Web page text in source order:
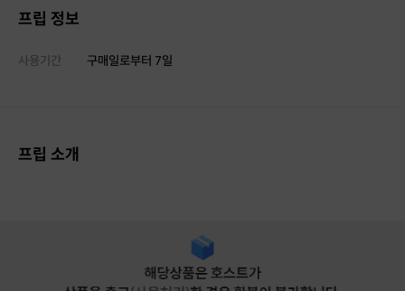
프립 정보
사용기간 구매일로부터 7일
프립 소개